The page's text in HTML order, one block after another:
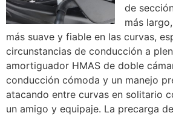
de
más
más suave y fiable en las curvas,
circunstancias de conducción a
amortiguador HMAS de doble
conducción cómoda y un manejo
atacando entre curvas en solitario
un amigo y equipaje. La precarga